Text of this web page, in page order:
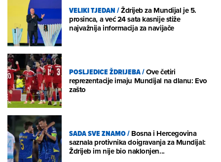
VELIKI TJEDAN/Ždrijeb za Mundijal je 5.
prosinca, a već 24 sata kasnije stiže
najvažnija informacija za navijače
POSLJEDICE ŽDRIJEBA/Ove četiri
reprezentacije imaju Mundijal na dlanu: Evo
zašto
SADA SVE ZNAMO/Bosna i Hercegovina
saznala protivnika doigravanja za Mundijal:
Ždrijeb im nije bio naklonjen...